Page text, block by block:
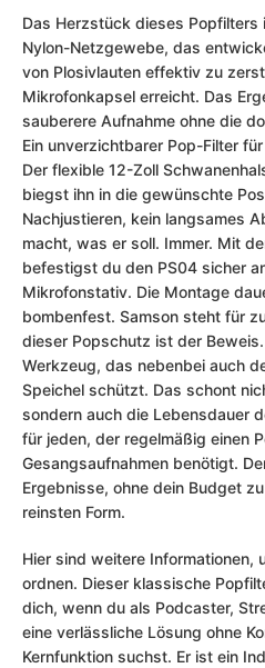
Das Herzstück dieses
Nylon-Netzgewebe, das
von Plosivlauten effektiv zu
Mikrofonkapsel erreicht. Das
sauberere Aufnahme ohne die
Ein unverzichtbarer Pop-Filter
Der flexible 12-Zoll
biegst ihn in die gewünschte
Nachjustieren, kein langsames
macht, was er soll. Immer. Mit
befestigst du den PS04 sicher
Mikrofonstativ. Die Montage
bombenfest. Samson steht für
dieser Popschutz ist der
Werkzeug, das nebenbei auch
Speichel schützt. Das schont
sondern auch die Lebensdauer
für jeden, der regelmäßig einen
Gesangsaufnahmen benötigt.
Ergebnisse, ohne dein Budget
reinsten Form.
Hier sind weitere Informationen,
ordnen. Dieser klassische
dich, wenn du als Podcaster,
eine verlässliche Lösung ohne
Kernfunktion suchst. Er ist ein